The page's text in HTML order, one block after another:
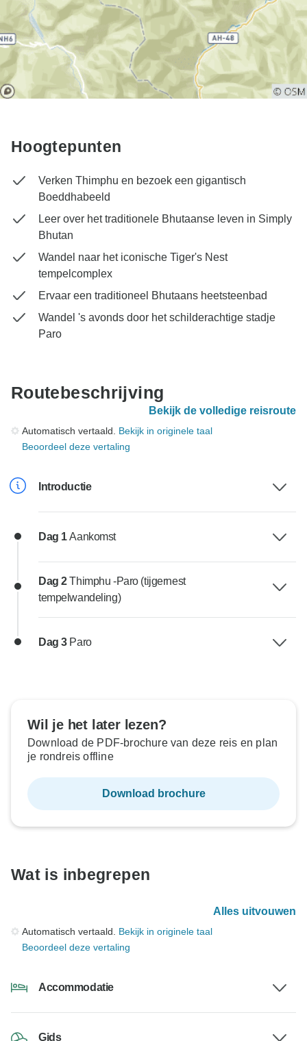
Hoogtepunten
Verken Thimphu en bezoek een gigantisch
Boeddhabeeld
Leer over het traditionele Bhutaanse leven in Simply
Bhutan
Wandel naar het iconische Tiger's Nest
tempelcomplex
Ervaar een traditioneel Bhutaans heetsteenbad
Wandel 's avonds door het schilderachtige stadje
Paro
Routebeschrijving
Bekijk de volledige reisroute
Automatisch vertaald. Bekijk in originele taal
Beoordeel deze vertaling
Introductie
Dag 1Aankomst
Dag 2Thimphu -Paro (tijgernest
tempelwandeling)
Dag 3 Paro
Wil je het later lezen?
Download de PDF-brochure van deze reis en plan
je rondreis offline
Download brochure
Wat is inbegrepen
Alles uitvouwen
Automatisch vertaald. Bekijk in originele taal
Beoordeel deze vertaling
Accommodatie
Gids